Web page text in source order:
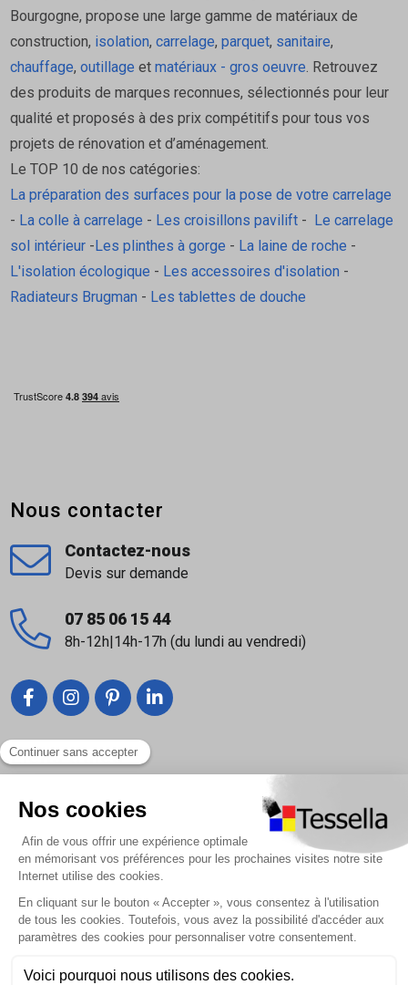
Bourgogne, propose une large gamme de matériaux de
construction, isolation, carrelage, parquet, sanitaire,
chauffage, outillage et matériaux - gros oeuvre. Retrouvez
des produits de marques reconnues, sélectionnés pour leur
qualité et proposés à des prix compétitifs pour tous vos
projets de rénovation et d’aménagement.
Le TOP 10 de nos catégories:
La préparation des surfaces pour la pose de votre carrelage
- La colle à carrelage - Les croisillons pavilift- Le carrelage
sol intérieur-Les plinthes à gorge - La laine de roche -
L'isolation écologique - Les accessoires d'isolation -
Radiateurs Brugman - Les tablettes de douche
Liens utiles
Nous contacter
À propos
Paiement sécurisé
Livraison | Retour client
Nos tutos
Connexion / Inscription
Nous contacter
Contactez-nous
Devis sur demande
07 85 06 15 44
8h-12h|14h-17h (du lundi au vendredi)